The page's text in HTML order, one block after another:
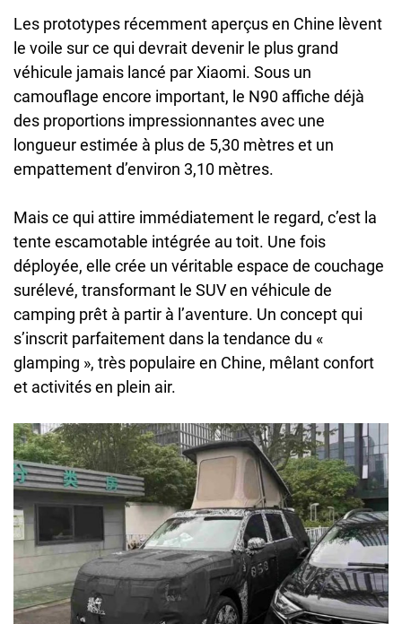
Les prototypes récemment aperçus en Chine lèvent
le voile sur ce qui devrait devenir le plus grand
véhicule jamais lancé par Xiaomi. Sous un
camouflage encore important, le N90 affiche déjà
des proportions impressionnantes avec une
longueur estimée à plus de 5,30 mètres et un
empattement d’environ 3,10 mètres.
Mais ce qui attire immédiatement le regard, c’est la
tente escamotable intégrée au toit. Une fois
déployée, elle crée un véritable espace de couchage
surélevé, transformant le SUV en véhicule de
camping prêt à partir à l’aventure. Un concept qui
s’inscrit parfaitement dans la tendance du «
glamping », très populaire en Chine, mêlant confort
et activités en plein air.